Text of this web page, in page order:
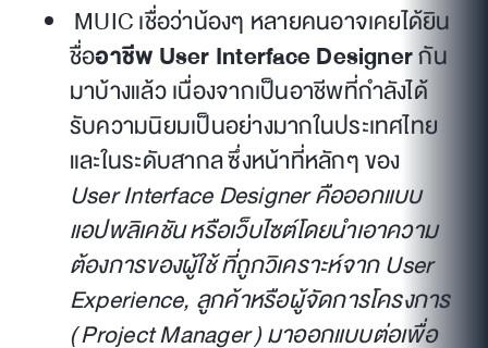
MUIC เชื่อว่าน้องๆ หลายคนอาจเคยได้ยิน
ชื่ออาชีพ User Interface Designerกัน
มาบ้างแล้ว เนื่องจากเป็นอาชีพที่กำลังได้
รับความนิยมเป็นอย่างมากในประเทศไทย
และในระดับสากล ซึ่งหน้าที่หลักๆ ของ
User Interface Designer คือออกแบบ
แอปพลิเคชัน หรือเว็บไซต์โดยนำเอาความ
ต้องการของผู้ใช้ ที่ถูกวิเคราะห์จาก User
Experience, ลูกค้าหรือผู้จัดการโครงการ
( Project Manager ) มาออกแบบต่อเพื่อ